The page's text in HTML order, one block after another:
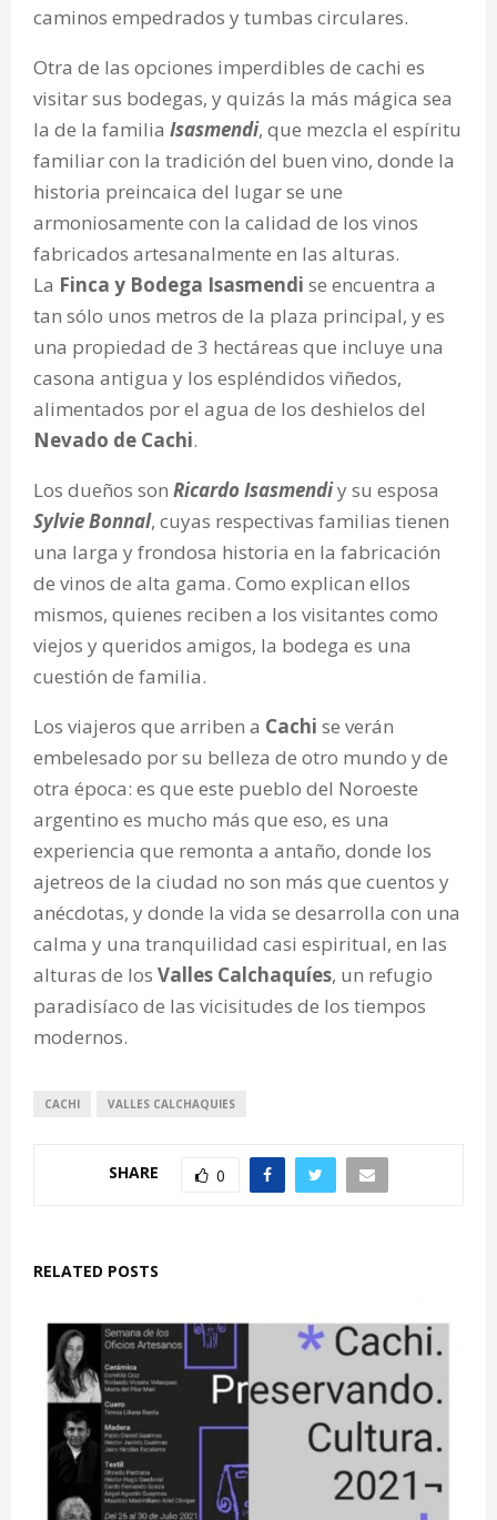
caminos empedrados y tumbas circulares.
Otra de las opciones imperdibles de cachi es
visitar sus bodegas, y quizás la más mágica sea
la de la familia Isasmendi, que mezcla el espíritu
familiar con la tradición del buen vino, donde la
historia preincaica del lugar se une
armoniosamente con la calidad de los vinos
fabricados artesanalmente en las alturas.
La Finca y Bodega Isasmendi se encuentra a
tan sólo unos metros de la plaza principal, y es
una propiedad de 3 hectáreas que incluye una
casona antigua y los espléndidos viñedos,
alimentados por el agua de los deshielos del
Nevado de Cachi.
Los dueños son Ricardo Isasmendiy su esposa
Sylvie Bonnal, cuyas respectivas familias tienen
una larga y frondosa historia en la fabricación
de vinos de alta gama. Como explican ellos
mismos, quienes reciben a los visitantes como
viejos y queridos amigos, la bodega es una
cuestión de familia.
Los viajeros que arriben a Cachi se verán
embelesado por su belleza de otro mundo y de
otra época: es que este pueblo del Noroeste
argentino es mucho más que eso, es una
experiencia que remonta a antaño, donde los
ajetreos de la ciudad no son más que cuentos y
anécdotas, y donde la vida se desarrolla con una
calma y una tranquilidad casi espiritual, en las
alturas de los Valles Calchaquíes, un refugio
paradisíaco de las vicisitudes de los tiempos
modernos.
CACHI VALLES CALCHAQUIES
SHARE 0
RELATED POSTS